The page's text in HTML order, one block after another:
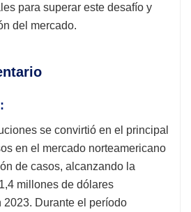
para superar este desafío y
del mercado.
se convirtió en el principal
en el mercado norteamericano
de casos, alcanzando la
millones de dólares
Durante el período